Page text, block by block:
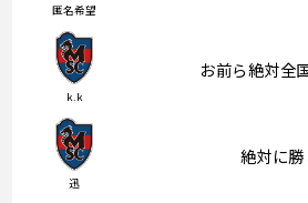
匿名希望
k.k
お前ら絶対全
迅
絶対に勝